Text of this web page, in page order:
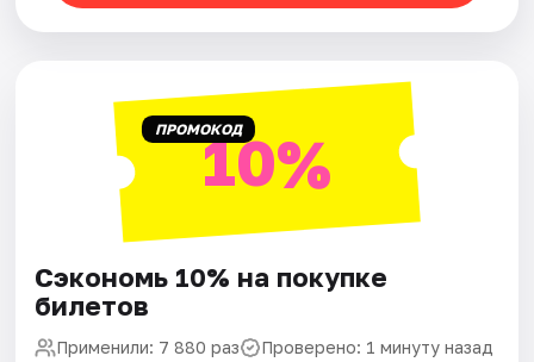
ПРОМОКОД10%
Сэкономь 10% на покупке
билетов
Применили: 7 880 раз Проверено: 1 минуту назад